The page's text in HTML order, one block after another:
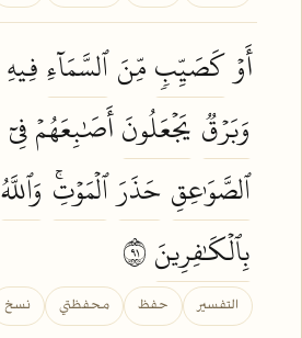
أَوۡكَصَيِّبٖمِّنَٱلسَّمَآءِفِيهِ
وَبَرۡقٞ يَجۡعَلُونَأَصَٰبِعَهُمۡ فِيٓ
ٱلصَّوَٰعِقِ حَذَرَٱلۡمَوۡتِۚ وَٱللَّهُ
بِٱلۡكَٰفِرِينَ
التفسير حفظ محفظتي نسخ